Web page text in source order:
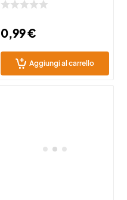
e Gatti – 15 Salviette
0,99€
Aggiungi al carrello